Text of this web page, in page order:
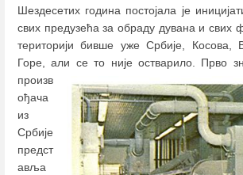
Шездесетих година постојала је
свих предузећа за обраду дувана и свих
територији бивше уже Србије, Косова,
Горе, али се то није остварило. Прво
произв
ођача
из
Србије
предст
авља